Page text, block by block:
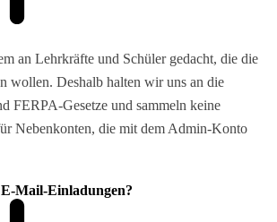
an Lehrkräfte und Schüler gedacht, die die
wollen. Deshalb halten wir uns an die
FERPA-Gesetze und sammeln keine
Nebenkonten, die mit dem Admin-Konto
Mail-Einladungen?